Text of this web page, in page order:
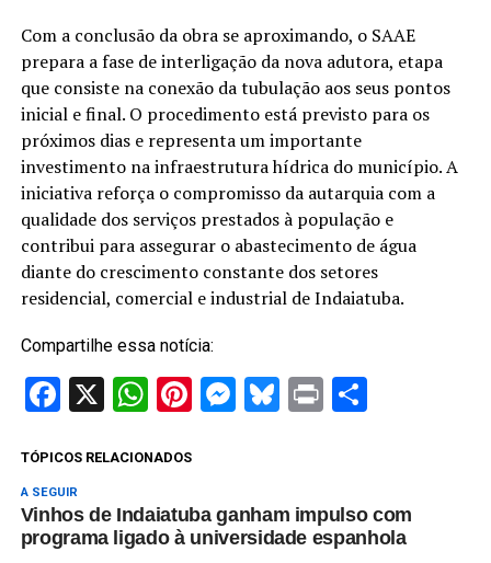
Com a conclusão da obra se aproximando, o SAAE
prepara a fase de interligação da nova adutora, etapa
que consiste na conexão da tubulação aos seus pontos
inicial e final. O procedimento está previsto para os
próximos dias e representa um importante
investimento na infraestrutura hídrica do município. A
iniciativa reforça o compromisso da autarquia com a
qualidade dos serviços prestados à população e
contribui para assegurar o abastecimento de água
diante do crescimento constante dos setores
residencial, comercial e industrial de Indaiatuba.
Compartilhe essa notícia:
Facebook
X WhatsApp
Pinterest
Messenger
Bluesky
PrintShare
TÓPICOS RELACIONADOS
A SEGUIR
Vinhos de Indaiatuba ganham impulso com
programa ligado à universidade espanhola